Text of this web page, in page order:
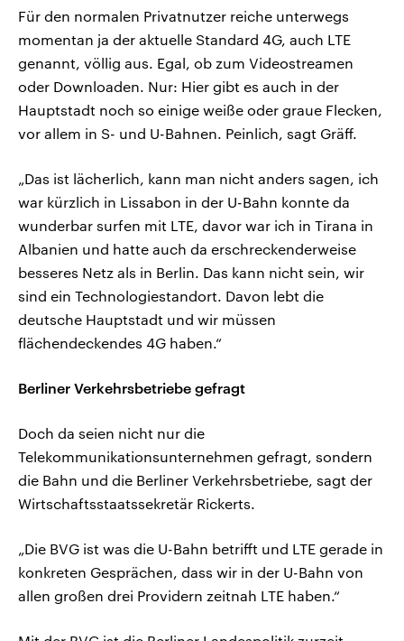
Für den normalen Privatnutzer reiche unterwegs
momentan ja der aktuelle Standard 4G, auch LTE
genannt, völlig aus. Egal, ob zum Videostreamen
oder Downloaden. Nur: Hier gibt es auch in der
Hauptstadt noch so einige weiße oder graue Flecken,
vor allem in S- und U-Bahnen. Peinlich, sagt Gräff.
„Das ist lächerlich, kann man nicht anders sagen, ich
war kürzlich in Lissabon in der U-Bahn konnte da
wunderbar surfen mit LTE, davor war ich in Tirana in
Albanien und hatte auch da erschreckenderweise
besseres Netz als in Berlin. Das kann nicht sein, wir
sind ein Technologiestandort. Davon lebt die
deutsche Hauptstadt und wir müssen
flächendeckendes 4G haben.“
Berliner Verkehrsbetriebe gefragt
Doch da seien nicht nur die
Telekommunikationsunternehmen gefragt, sondern
die Bahn und die Berliner Verkehrsbetriebe, sagt der
Wirtschaftsstaatssekretär Rickerts.
„Die BVG ist was die U-Bahn betrifft und LTE gerade in
konkreten Gesprächen, dass wir in der U-Bahn von
allen großen drei Providern zeitnah LTE haben.“